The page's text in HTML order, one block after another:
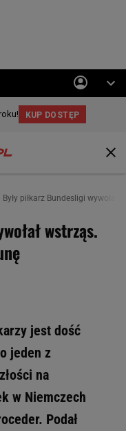
Były piłkarz Bundesligi wywołał
wstrząs.
jest dość
jeden z
na
w Niemczech
Podał